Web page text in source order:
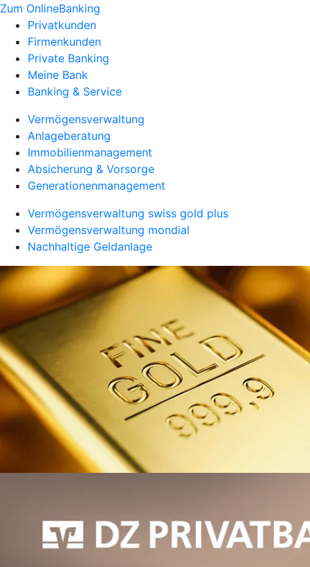
Zum OnlineBanking
Privatkunden
Firmenkunden
Private Banking
Meine Bank
Banking & Service
Vermögensverwaltung
Anlageberatung
Immobilienmanagement
Absicherung & Vorsorge
Generationenmanagement
Vermögensverwaltung swiss gold plus
Vermögensverwaltung mondial
Nachhaltige Geldanlage